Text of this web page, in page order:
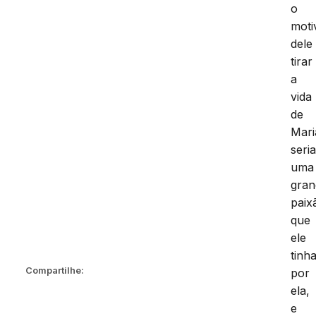
Compartilhe:
o
dele
tirar
a
vida
de
seria
uma
que
ele
por
ela,
e